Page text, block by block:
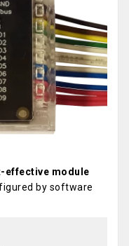
effective module
by software